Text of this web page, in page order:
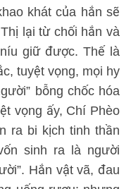
khát của hắn sẽ
lại từ chối hắn và
giữ được. Thế là
tuyệt vọng, mọi hy
bỗng chốc hóa
vọng ấy, Chí Phèo
ra bi kịch tinh thần
sinh ra là người
Hắn vật vã, đau